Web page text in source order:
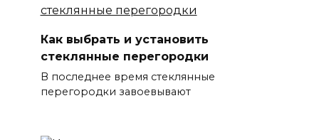
Как выбрать и установить
стеклянные перегородки
В последнее время стеклянные
перегородки завоевывают